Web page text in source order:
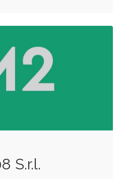
S.r.l.